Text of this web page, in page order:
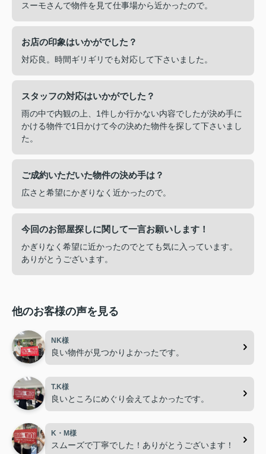
スーモさんで物件を見て仕事場から近かったので。
お店の印象はいかがでした？
対応良。時間ギリギリでも対応して下さいました。
スタッフの対応はいかがでした？
雨の中で内観の上、1件しか行かない内容でしたが決め手に
かける物件で1日かけて今の決めた物件を探して下さいまし
た。
ご成約いただいた物件の決め手は？
広さと希望にかぎりなく近かったので。
今回のお部屋探しに関して一言お願いします！
かぎりなく希望に近かったのでとても気に入っています。
ありがとうございます。
他のお客様の声を見る
NK様
良い物件が見つかりよかったです。
T.K様
良いところにめぐり会えてよかったです。
K・M様
スムーズで丁寧でした！ありがとうございます！